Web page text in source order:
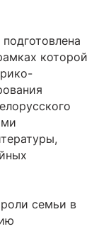
которой
семьи в